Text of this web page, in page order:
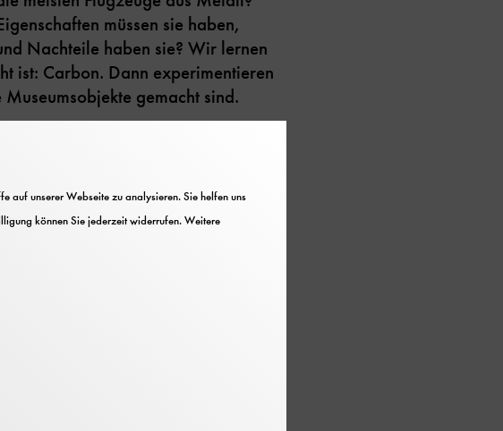
müssen sie haben,
Nachteile haben sie? Wir lernen
ist: Carbon. Dann experimentieren
gemacht sind.
auf unserer Webseite zu analysieren. Sie helfen uns
können Sie jederzeit widerrufen. Weitere